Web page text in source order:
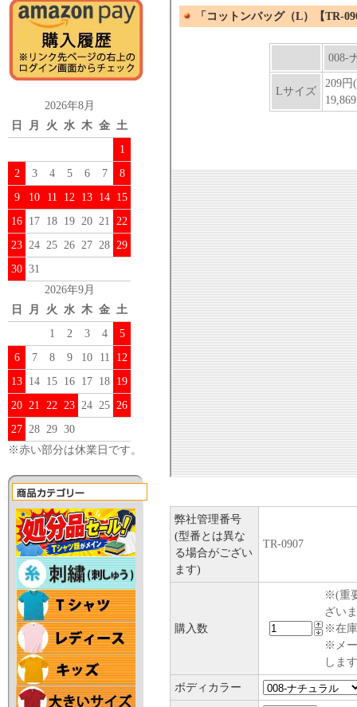
2026年8月
日
月 火 水 木 金 土
1
2
3 4 5 6 7
8
9
10 11 12 13 14 15
16 17 18 19 20 21 22
23 24 25 26 27 28 29
30 31
2026年9月
日
月 火 水 木 金 土
1
2 3 4
5
6
7 8 9 10 11
12
13 14 15 16 17 18 19
20 21 22 23 24 25 26
27 28 29 30
※赤い部分は休業日です。
弊社管理番号
(型番とは異な
る場合がござい
ます)
TR-0907
購入数
※(重
ざい
※在庫
※メー
しま
ボディカラー